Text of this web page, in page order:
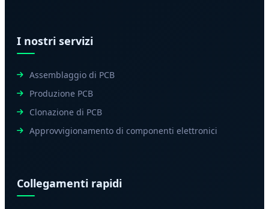
I nostri servizi
Assemblaggio di PCB
Produzione PCB
Clonazione di PCB
Approvvigionamento di componenti elettronici
Collegamenti rapidi